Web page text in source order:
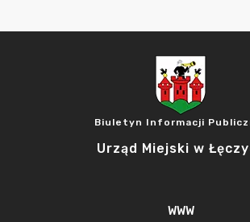
Biuletyn Informacji
Urząd Miejski w
WWW